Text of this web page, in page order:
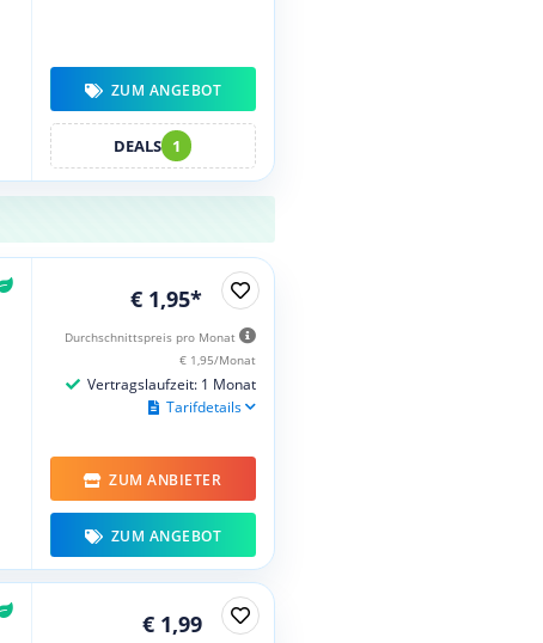
ZUM ANGEBOT
DEALS 1
€ 1,95*
Durchschnittspreis pro Monat
€ 1,95/Monat
Vertragslaufzeit: 1 Monat
Tarifdetails
ZUM ANBIETER
ZUM ANGEBOT
€ 1,99